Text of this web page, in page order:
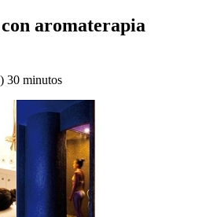
aromaterapia
30 minutos